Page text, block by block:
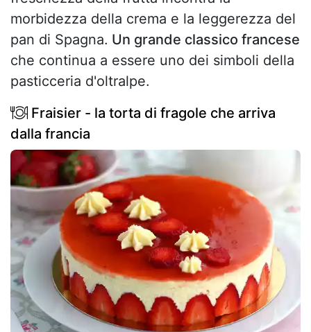
morbidezza della crema e la leggerezza del
pan di Spagna. Un grande classico francese
che continua a essere uno dei simboli della
pasticceria d'oltralpe.
Fraisier - la torta di fragole che arriva
dalla francia